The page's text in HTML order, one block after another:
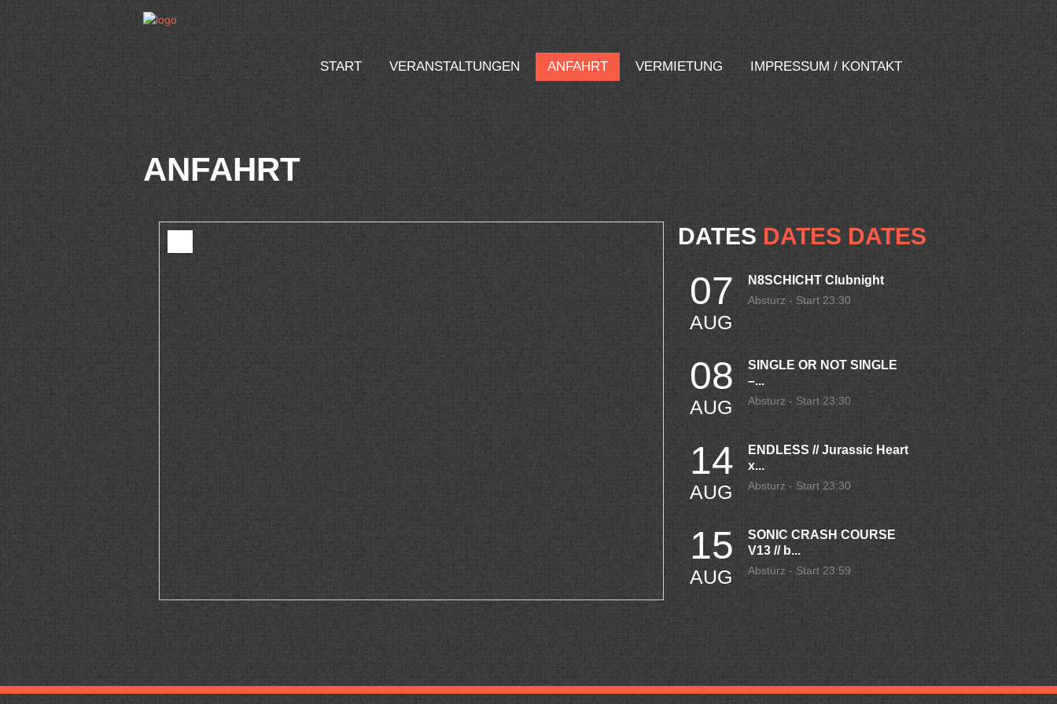
START VERANSTALTUNGEN ANFAHRT VERMIETUNG IMPRESSUM / KONTAKT
ANFAHRT
DATES DATES DATES
07
AUG
N8SCHICHT Clubnight
Absturz - Start 23:30
08
AUG
SINGLE OR NOT SINGLE
–...
Absturz - Start 23:30
14
AUG
ENDLESS // Jurassic Heart
x...
Absturz - Start 23:30
15
AUG
SONIC CRASH COURSE
V13 // b...
Absturz - Start 23:59